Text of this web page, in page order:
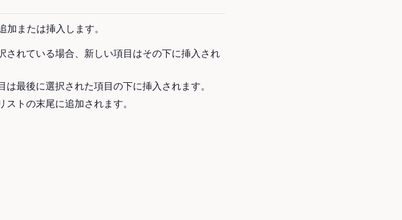
または挿入します。
れている場合、新しい項目はその下に挿入され
最後に選択された項目の下に挿入されます。
トの末尾に追加されます。